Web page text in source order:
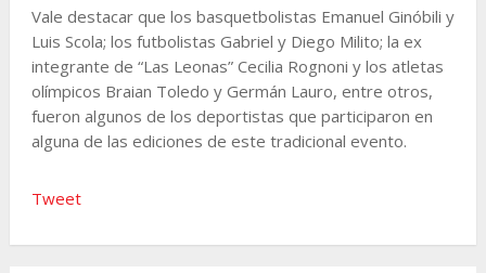
Vale destacar que los basquetbolistas Emanuel Ginóbili y
Luis Scola; los futbolistas Gabriel y Diego Milito; la ex
integrante de “Las Leonas” Cecilia Rognoni y los atletas
olímpicos Braian Toledo y Germán Lauro, entre otros,
fueron algunos de los deportistas que participaron en
alguna de las ediciones de este tradicional evento.
Tweet